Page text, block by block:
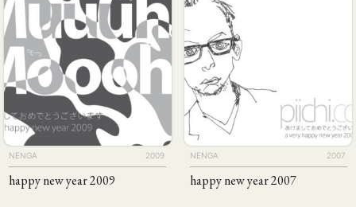
NENGA 2009
happy new year 2009
NENGA 2007
happy new year 2007